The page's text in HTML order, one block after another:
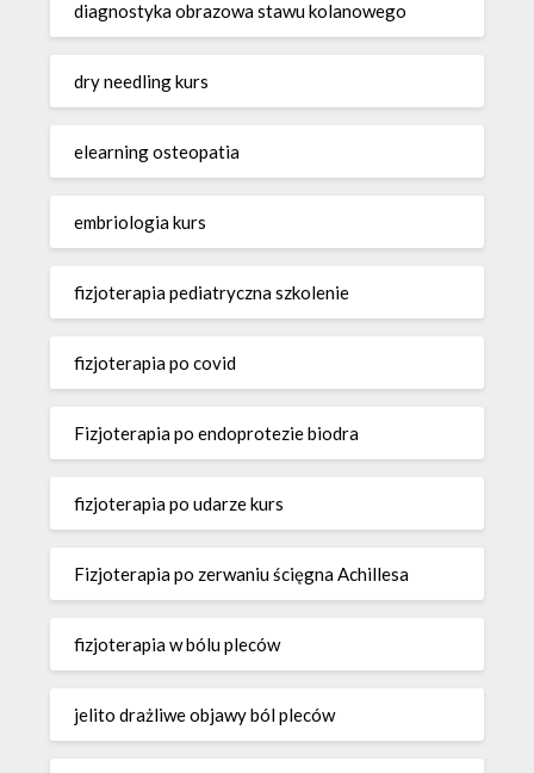
diagnostyka obrazowa stawu kolanowego
dry needling kurs
elearning osteopatia
embriologia kurs
fizjoterapia pediatryczna szkolenie
fizjoterapia po covid
Fizjoterapia po endoprotezie biodra
fizjoterapia po udarze kurs
Fizjoterapia po zerwaniu ścięgna Achillesa
fizjoterapia w bólu pleców
jelito drażliwe objawy ból pleców